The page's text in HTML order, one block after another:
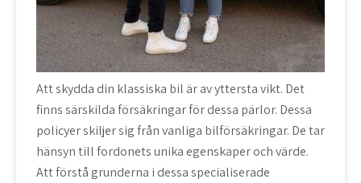
Att skydda din klassiska bil är av yttersta vikt. Det
finns särskilda försäkringar för dessa pärlor. Dessa
policyer skiljer sig från vanliga bilförsäkringar. De tar
hänsyn till fordonets unika egenskaper och värde.
Att förstå grunderna i dessa specialiserade